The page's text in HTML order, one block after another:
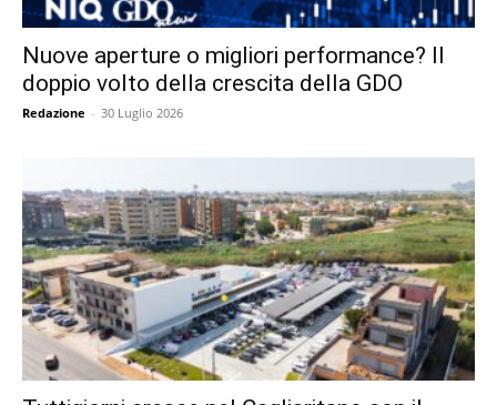
Nuove aperture o migliori performance? Il
doppio volto della crescita della GDO
Redazione - 30 Luglio 2026